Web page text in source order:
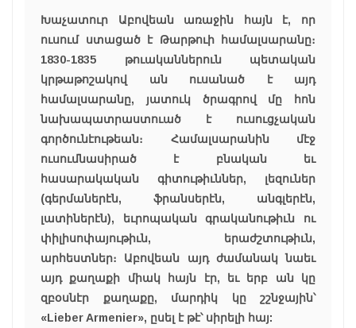
Խաչատուր Աբովեան առաջին հայն է, որ
ուսում ստացած է Թարթուի համալսարանը։
1830-1835 թուականներուն պետական
կրթաթոշակով ան ուսանած է այդ
համալսարանը, յատուկ ծրագրով մը հոն
նախապատրաստուած է ուսուցչական
գործունէութեան։ Համալսարանին մէջ
ուսումնասիրած է բնական եւ
հասարակական գիտութիւններ, լեզուներ
(գերմաներէն, ֆրանսերէն, անգլերէն,
լատիներէն), եւրոպական գրականութիւն ու
փիլիսոփայութիւն, երաժշտութիւն,
արհեստներ։ Աբովեան այդ ժամանակ նաեւ
այդ քաղաքի միակ հայն էր, եւ երբ ան կը
զբօսնէր քաղաքը, մարդիկ կը շշնջային՝
«Lieber Armenier», ըսել է թէ՝ սիրելի հայ: